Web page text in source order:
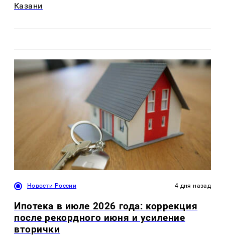
Казани
Новости России 4 дня назад
Ипотека в июле 2026 года: коррекция
после рекордного июня и усиление
вторички